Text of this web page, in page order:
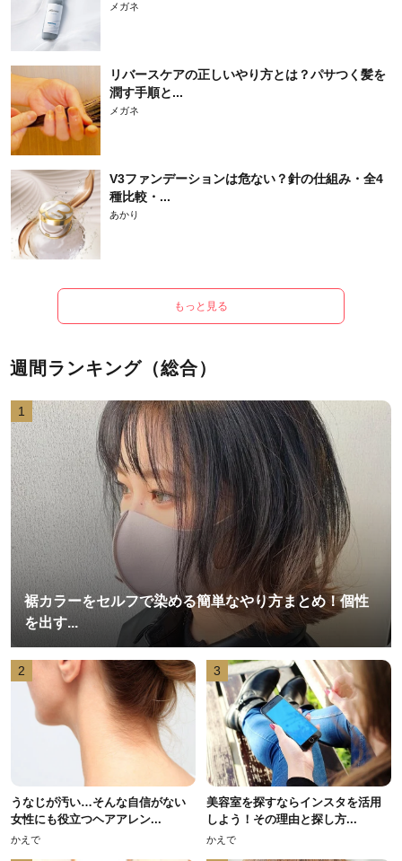
メガネ
リバースケアの正しいやり方とは？パサつく髪を
潤す手順と...
メガネ
V3ファンデーションは危ない？針の仕組み・全4
種比較・...
あかり
もっと見る
週間ランキング（総合）
1
裾カラーをセルフで染める簡単なやり方まとめ！個性
を出す...
2
うなじが汚い…そんな自信がない
女性にも役立つヘアアレン...
かえで
3
美容室を探すならインスタを活用
しよう！その理由と探し方...
かえで